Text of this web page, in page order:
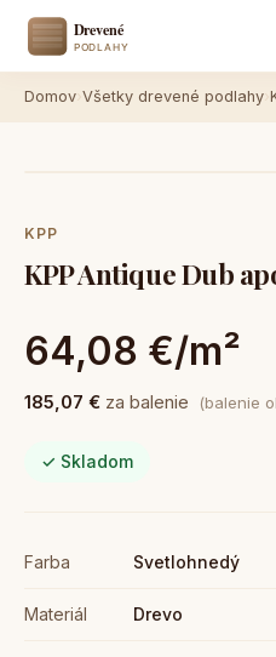
Domov Všetky drevené podlahy
KPP
KPP Antique Dub
64,08 €/m²
185,07 € za balenie (balenie
✓ Skladom
Farba Svetlohnedý
Materiál Drevo